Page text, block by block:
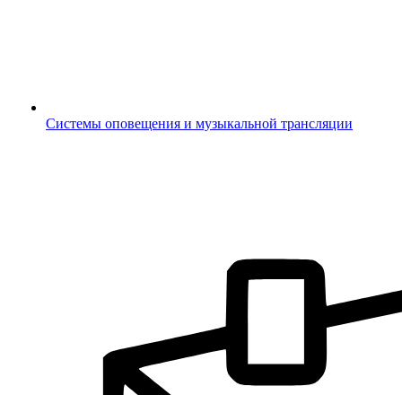
Системы оповещения и музыкальной трансляции